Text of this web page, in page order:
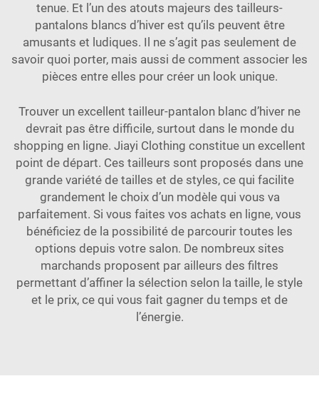
tenue. Et l’un des atouts majeurs des tailleurs-
pantalons blancs d’hiver est qu’ils peuvent être
amusants et ludiques. Il ne s’agit pas seulement de
savoir quoi porter, mais aussi de comment associer les
pièces entre elles pour créer un look unique.
Trouver un excellent tailleur-pantalon blanc d’hiver ne
devrait pas être difficile, surtout dans le monde du
shopping en ligne. Jiayi Clothing constitue un excellent
point de départ. Ces tailleurs sont proposés dans une
grande variété de tailles et de styles, ce qui facilite
grandement le choix d’un modèle qui vous va
parfaitement. Si vous faites vos achats en ligne, vous
bénéficiez de la possibilité de parcourir toutes les
options depuis votre salon. De nombreux sites
marchands proposent par ailleurs des filtres
permettant d’affiner la sélection selon la taille, le style
et le prix, ce qui vous fait gagner du temps et de
l’énergie.